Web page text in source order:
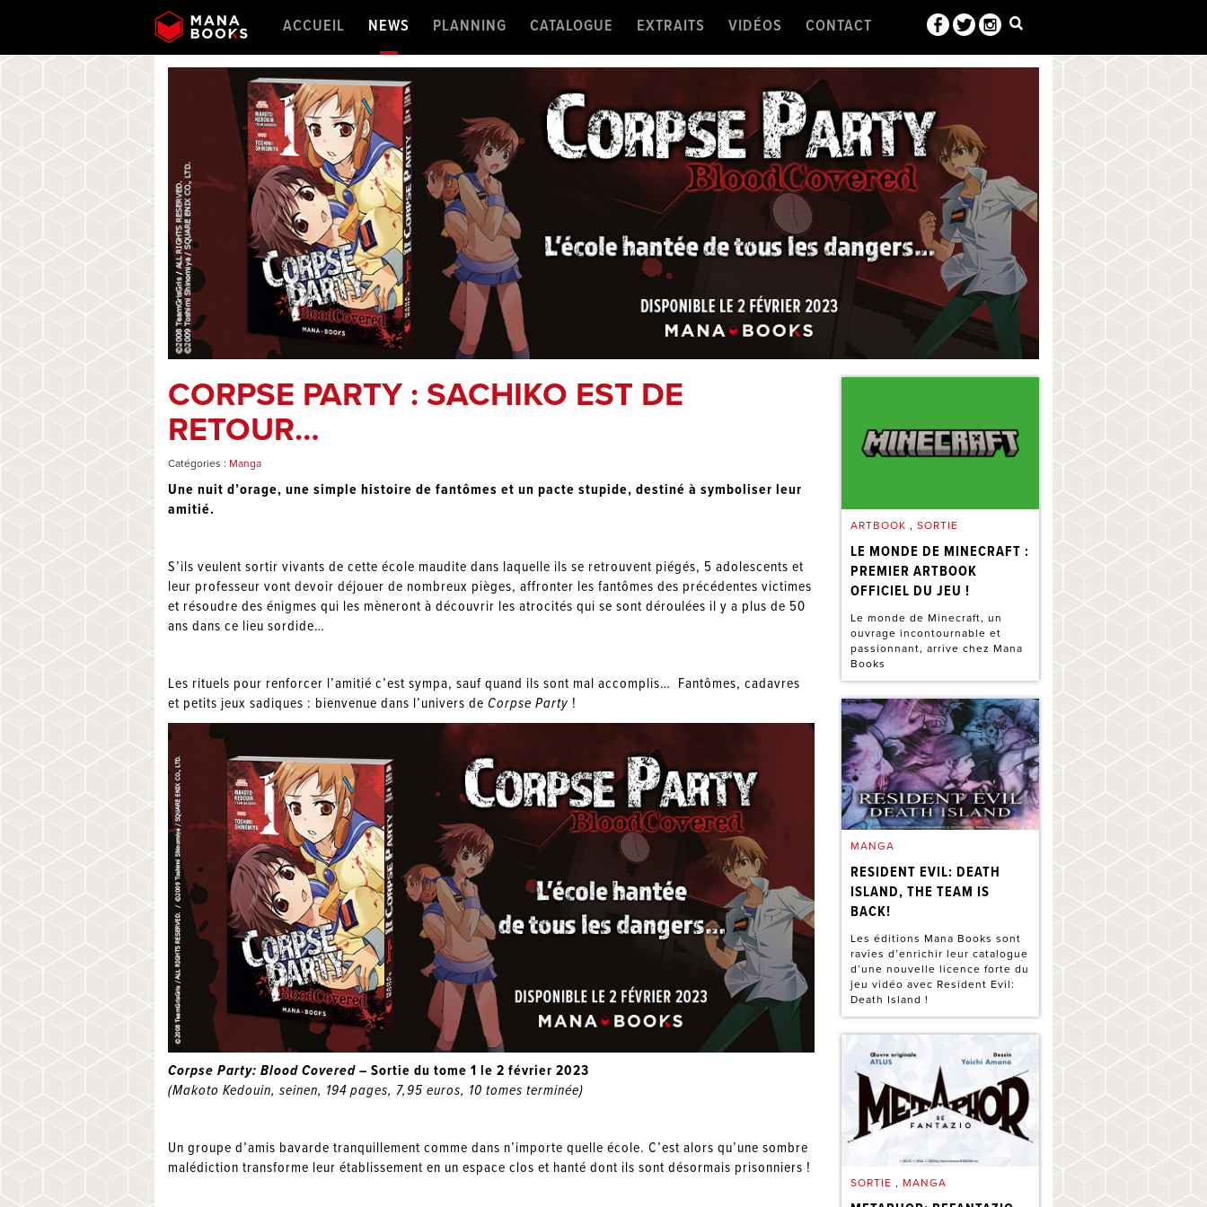
ACCUEIL NEWS PLANNING CATALOGUE EXTRAITS VIDÉOS CONTACT
CORPSE PARTY : SACHIKO EST DE
RETOUR…
Catégories : Manga
Une nuit d’orage, une simple histoire de fantômes et un pacte stupide, destiné à symboliser leur
amitié.
S’ils veulent sortir vivants de cette école maudite dans laquelle ils se retrouvent piégés, 5 adolescents et
leur professeur vont devoir déjouer de nombreux pièges, affronter les fantômes des précédentes victimes
et résoudre des énigmes qui les mèneront à découvrir les atrocités qui se sont déroulées il y a plus de 50
ans dans ce lieu sordide…
Les rituels pour renforcer l’amitié c’est sympa, sauf quand ils sont mal accomplis… Fantômes, cadavres
et petits jeux sadiques : bienvenue dans l’univers de Corpse Party !
Corpse Party: Blood Covered– Sortie du tome 1 le 2 février 2023
(Makoto Kedouin, seinen, 194 pages, 7,95 euros, 10 tomes terminée)
Un groupe d’amis bavarde tranquillement comme dans n’importe quelle école. C’est alors qu’une sombre
malédiction transforme leur établissement en un espace clos et hanté dont ils sont désormais prisonniers !
ARTBOOK , SORTIE
LE MONDE DE MINECRAFT :
PREMIER ARTBOOK
OFFICIEL DU JEU !
Le monde de Minecraft, un
ouvrage incontournable et
passionnant, arrive chez Mana
Books
MANGA
RESIDENT EVIL: DEATH
ISLAND, THE TEAM IS
BACK!
Les éditions Mana Books sont
ravies d’enrichir leur catalogue
d’une nouvelle licence forte du
jeu vidéo avec Resident Evil:
Death Island !
SORTIE , MANGA